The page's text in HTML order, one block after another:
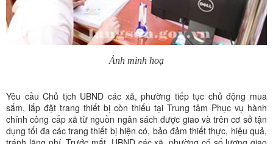
Ảnh minh hoạ
Yêu cầu Chủ tịch UBND các xã, phường tiếp tục chủ động mua
sắm, lắp đặt trang thiết bị còn thiếu tại Trung tâm Phục vụ hành
chính công cấp xã từ nguồn ngân sách được giao và trên cơ sở tận
dụng tối đa các trang thiết bị hiện có, bảo đảm thiết thực, hiệu quả,